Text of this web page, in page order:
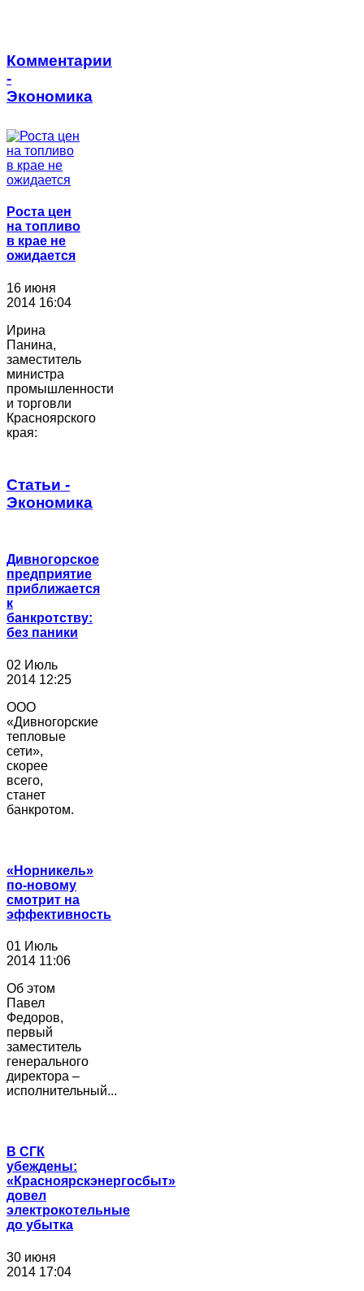
Комментарии
-
Экономика
Роста цен
на топливо
в крае не
ожидается
16 июня
2014 16:04
Ирина
Панина,
заместитель
министра
промышленности
и торговли
Красноярского
края:
Статьи -
Экономика
Дивногорское
предприятие
приближается
к
банкротству:
без паники
02 Июль
2014 12:25
ООО
«Дивногорские
тепловые
сети»,
скорее
всего,
станет
банкротом.
«Норникель»
по-новому
смотрит на
эффективность
01 Июль
2014 11:06
Об этом
Павел
Федоров,
первый
заместитель
генерального
директора –
исполнительный...
В СГК
убеждены:
«Красноярскэнергосбыт»
довел
электрокотельные
до убытка
30 июня
2014 17:04